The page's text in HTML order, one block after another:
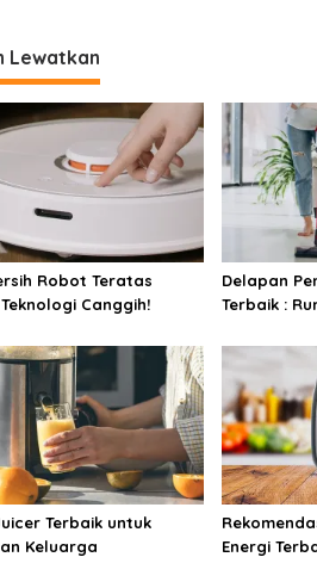
Lewatkan
Robot Teratas
Canggih!
Delapan
Terbaik :
Terbaik untuk
Keluarga
Energi